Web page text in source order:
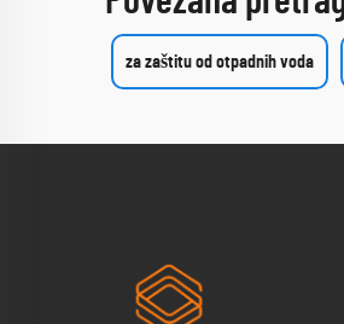
za zaštitu od otpadnih voda